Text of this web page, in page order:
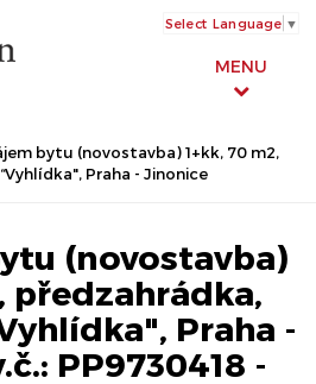
MENU
Select Language ▼
bytu (novostavba) 1+kk, 70 m2,
Praha - Jinonice
(novostavba)
předzahrádka,
Praha -
PP9730418 -